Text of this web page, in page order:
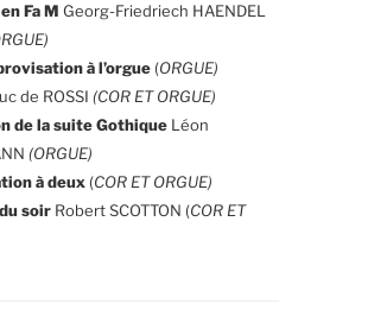
Fa M Georg-Friedriech HAENDEL
à l’orgue (ORGUE)
de ROSSI (COR ET ORGUE)
de la suite Gothique Léon
(ORGUE)
à deux (COR ET ORGUE)
soir Robert SCOTTON (COR ET